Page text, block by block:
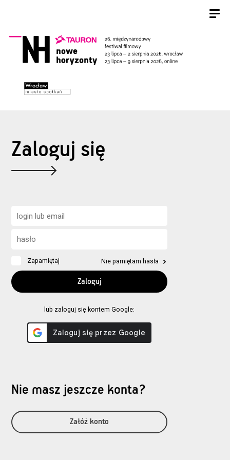
Zaloguj się
Zapamiętaj Nie pamiętam hasła
lub zaloguj się kontem Google:
Nie masz jeszcze konta?
Załóż konto